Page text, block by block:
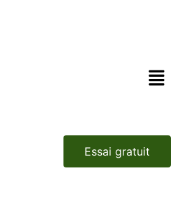
Essai gratuit